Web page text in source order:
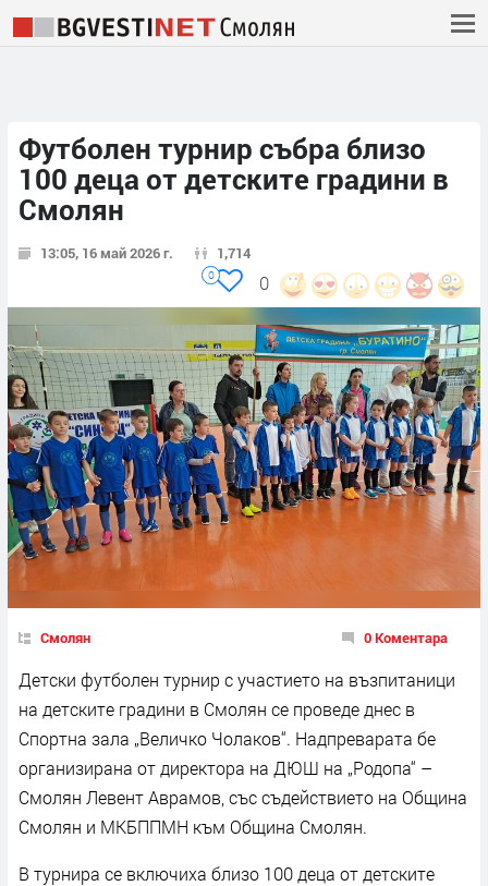
Футболен турнир събра близо
100 деца от детските градини в
Смолян
13:05, 16 май 2026 г. 1,714
0
0
Смолян 0 Коментара
Детски футболен турнир с участието на възпитаници
на детските градини в Смолян се проведе днес в
Спортна зала „Величко Чолаков“. Надпреварата бе
организирана от директора на ДЮШ на „Родопа“ –
Смолян Левент Аврамов, със съдействието на Община
Смолян и МКБППМН към Община Смолян.
В турнира се включиха близо 100 деца от детските